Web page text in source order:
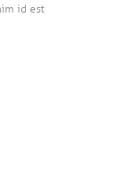
id est